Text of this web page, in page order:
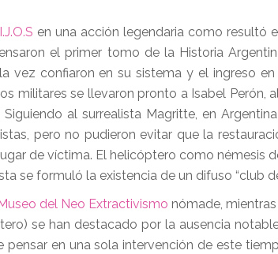
en una acción legendaria como resultó
el primer tomo de la Historia
vez confiaron en su sistema y el ingreso
militares se llevaron pronto a Isabel Perón,
al surrealista Magritte, en
pero no pudieron evitar que la
de víctima. El helicóptero como némesis
se formuló la existencia de un difuso
del Neo Extractivismo nómade,
se han destacado por la ausencia
en una sola intervención de este